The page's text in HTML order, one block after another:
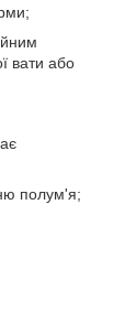
вати або
полум'я;